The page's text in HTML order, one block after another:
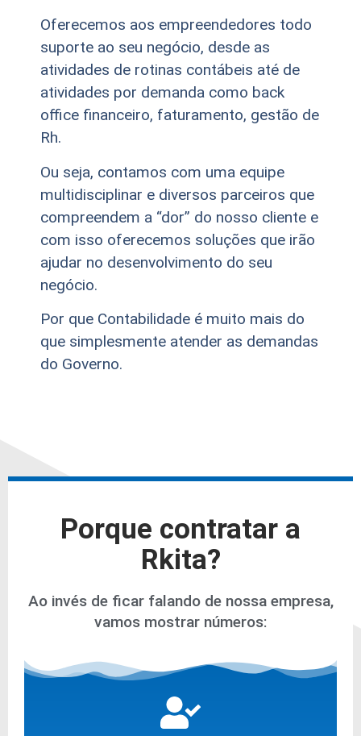
Oferecemos aos empreendedores todo
suporte ao seu negócio, desde as
atividades de rotinas contábeis até de
atividades por demanda como back
office financeiro, faturamento, gestão de
Rh.
Ou seja, contamos com uma equipe
multidisciplinar e diversos parceiros que
compreendem a “dor” do nosso cliente e
com isso oferecemos soluções que irão
ajudar no desenvolvimento do seu
negócio.
Por que Contabilidade é muito mais do
que simplesmente atender as demandas
do Governo.
Porque contratar a
Rkita?
Ao invés de ficar falando de nossa empresa,
vamos mostrar números: